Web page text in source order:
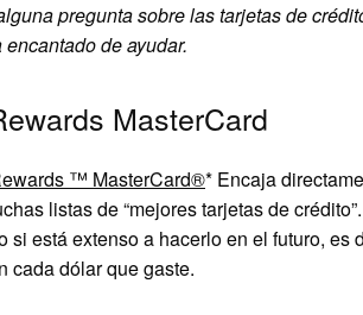
pregunta sobre las tarjetas de
encantado de ayudar.
MasterCard
™ MasterCard®* Encaja
listas de “mejores tarjetas de
si está extenso a hacerlo en el futuro,
cada dólar que gaste.